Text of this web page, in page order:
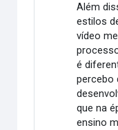
Além
estilos
vídeo
é
percebo
que na
ensino